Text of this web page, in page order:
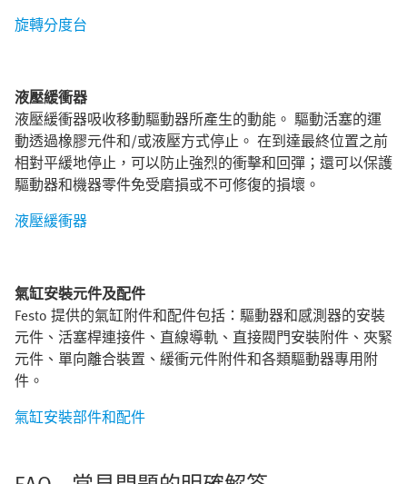
旋轉分度台
液壓緩衝器
液壓緩衝器吸收移動驅動器所產生的動能。 驅動活塞的運
動透過橡膠元件和/或液壓方式停止。 在到達最終位置之前
相對平緩地停止，可以防止強烈的衝擊和回彈；還可以保護
驅動器和機器零件免受磨損或不可修復的損壞。
液壓緩衝器
氣缸安裝元件及配件
Festo 提供的氣缸附件和配件包括：驅動器和感測器的安裝
元件、活塞桿連接件、直線導軌、直接閥門安裝附件、夾緊
元件、單向離合裝置、緩衝元件附件和各類驅動器專用附
件。
氣缸安裝部件和配件